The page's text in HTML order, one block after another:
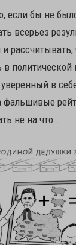
если бы не
всерьез
рассчитывать,
политической
в
фальшивые
не на что…